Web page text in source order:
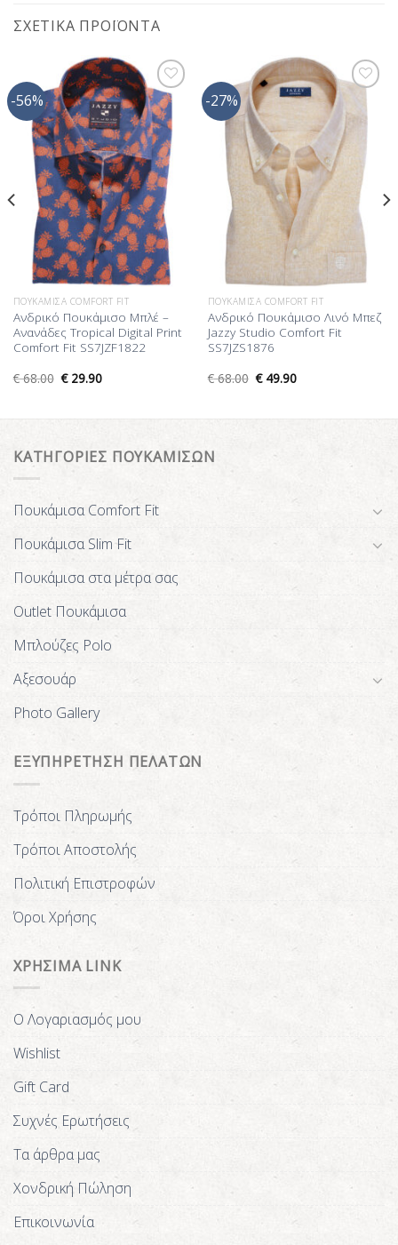
ΣΧΕΤΙΚΆ ΠΡΟΪΌΝΤΑ
-56%
Προσθήκη
στη Λίστα
Επιθυμίας
ΠΟΥΚΆΜΙΣΑ COMFORT FIT
Ανδρικό Πουκάμισο Μπλέ –
Ανανάδες Tropical Digital Print
Comfort Fit SS7JZF1822
€68.00 €29.90
-27%
Προσθήκη
στη Λίστα
Επιθυμίας
ΠΟΥΚΆΜΙΣΑ COMFORT FIT
Ανδρικό Πουκάμισο Λινό Μπεζ
Jazzy Studio Comfort Fit
SS7JZS1876
€68.00 €49.90
ΚΑΤΗΓΟΡΙΕΣ ΠΟΥΚΑΜΙΣΩΝ
Πουκάμισα Comfort Fit
Πουκάμισα Slim Fit
Πουκάμισα στα μέτρα σας
Outlet Πουκάμισα
Μπλούζες Polo
Αξεσουάρ
Photo Gallery
ΕΞΥΠΗΡΕΤΗΣΗ ΠΕΛΑΤΩΝ
Τρόποι Πληρωμής
Τρόποι Αποστολής
Πολιτική Επιστροφών
Όροι Χρήσης
ΧΡΗΣΙΜΑ LINK
Ο Λογαριασμός μου
Wishlist
Gift Card
Συχνές Ερωτήσεις
Τα άρθρα μας
Χονδρική Πώληση
Επικοινωνία